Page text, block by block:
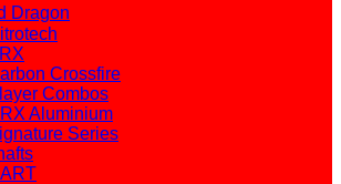
Dragon
Crossfire
Combos
Aluminium
Series